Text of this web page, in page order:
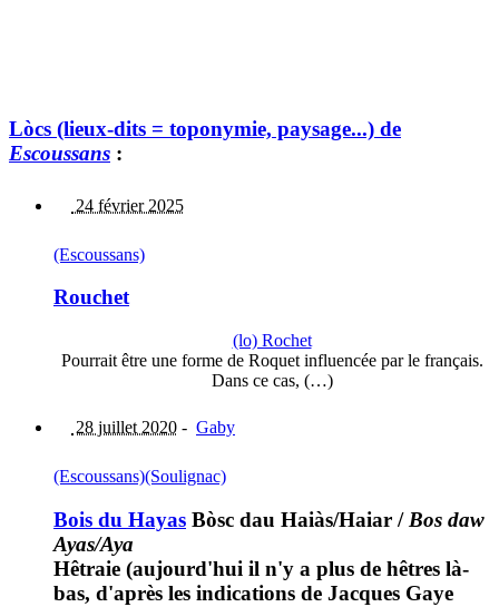
Lòcs (lieux-dits = toponymie, paysage...) de
Escoussans :
24 février 2025
(Escoussans)
Rouchet
(lo) Rochet
Pourrait être une forme de Roquet influencée par le français.
Dans ce cas, (…)
28 juillet 2020 - Gaby
(Escoussans)(Soulignac)
Bois du Hayas Bòsc dau Haiàs/Haiar / Bos daw
Ayas/Aya
Hêtraie (aujourd'hui il n'y a plus de hêtres là-
bas, d'après les indications de Jacques Gaye